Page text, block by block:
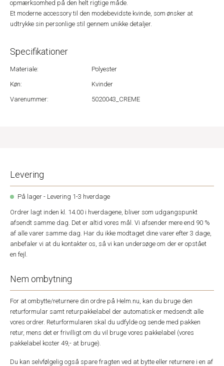
opmærksomhed på den helt rigtige måde.
Et moderne accessory til den modebevidste kvinde, som ønsker at
udtrykke sin personlige stil gennem unikke detaljer.
Specifikationer
Materiale:
Polyester
Køn:
Kvinder
Varenummer:
5020043_CREME
Levering
På lager - Levering 1-3 hverdage
Ordrer lagt inden kl. 14.00 i hverdagene, bliver som udgangspunkt
afsendt samme dag. Det er altid vores mål. Vi afsender mere end 90 %
af alle varer samme dag. Har du ikke modtaget dine varer efter 3 dage,
anbefaler vi at du kontakter os, så vi kan undersøge om der er opstået
en fejl.
Nem ombytning
For at ombytte/returnere din ordre på Helm.nu, kan du bruge den
returformular samt returpakkelabel der automatisk er medsendt alle
vores ordrer. Returformularen skal du udfylde og sende med pakken
retur, mens det er frivilligt om du vil bruge vores pakkelabel (vores
pakkelabel koster 49,- at bruge).
Du kan selvfølgelig også spare fragten ved at bytte eller returnere i en af